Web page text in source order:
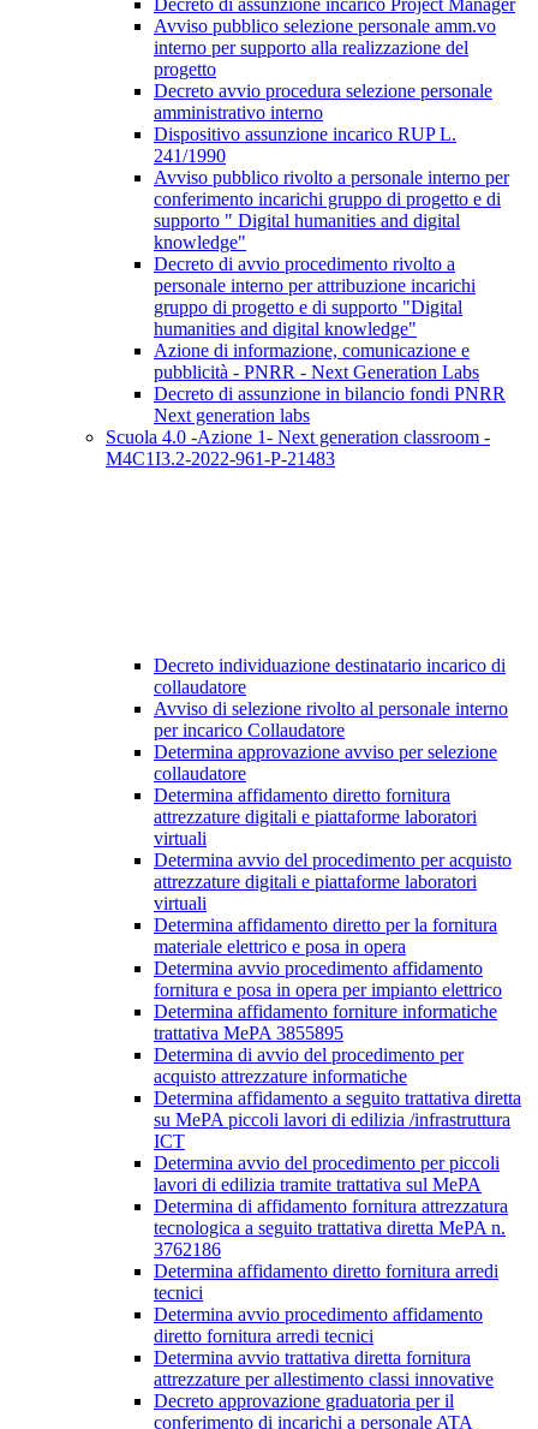
Decreto di assunzione incarico Project Manager
Avviso pubblico selezione personale amm.vo
interno per supporto alla realizzazione del
progetto
Decreto avvio procedura selezione personale
amministrativo interno
Dispositivo assunzione incarico RUP L.
241/1990
Avviso pubblico rivolto a personale interno per
conferimento incarichi gruppo di progetto e di
supporto " Digital humanities and digital
knowledge"
Decreto di avvio procedimento rivolto a
personale interno per attribuzione incarichi
gruppo di progetto e di supporto "Digital
humanities and digital knowledge"
Azione di informazione, comunicazione e
pubblicità - PNRR - Next Generation Labs
Decreto di assunzione in bilancio fondi PNRR
Next generation labs
Scuola 4.0 -Azione 1- Next generation classroom -
M4C1I3.2-2022-961-P-21483
Decreto individuazione destinatario incarico di
collaudatore
Avviso di selezione rivolto al personale interno
per incarico Collaudatore
Determina approvazione avviso per selezione
collaudatore
Determina affidamento diretto fornitura
attrezzature digitali e piattaforme laboratori
virtuali
Determina avvio del procedimento per acquisto
attrezzature digitali e piattaforme laboratori
virtuali
Determina affidamento diretto per la fornitura
materiale elettrico e posa in opera
Determina avvio procedimento affidamento
fornitura e posa in opera per impianto elettrico
Determina affidamento forniture informatiche
trattativa MePA 3855895
Determina di avvio del procedimento per
acquisto attrezzature informatiche
Determina affidamento a seguito trattativa diretta
su MePA piccoli lavori di edilizia /infrastruttura
ICT
Determina avvio del procedimento per piccoli
lavori di edilizia tramite trattativa sul MePA
Determina di affidamento fornitura attrezzatura
tecnologica a seguito trattativa diretta MePA n.
3762186
Determina affidamento diretto fornitura arredi
tecnici
Determina avvio procedimento affidamento
diretto fornitura arredi tecnici
Determina avvio trattativa diretta fornitura
attrezzature per allestimento classi innovative
Decreto approvazione graduatoria per il
conferimento di incarichi a personale ATA